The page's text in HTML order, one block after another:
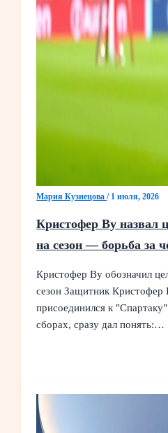
Мария Кузнецова/ 1 июля, 2026
Кристофер Ву назвал
на сезон — борьба за
Кристофер Ву обозначил
сезон Защитник Кристофер
присоединился к
сборах, сразу дал понять:…